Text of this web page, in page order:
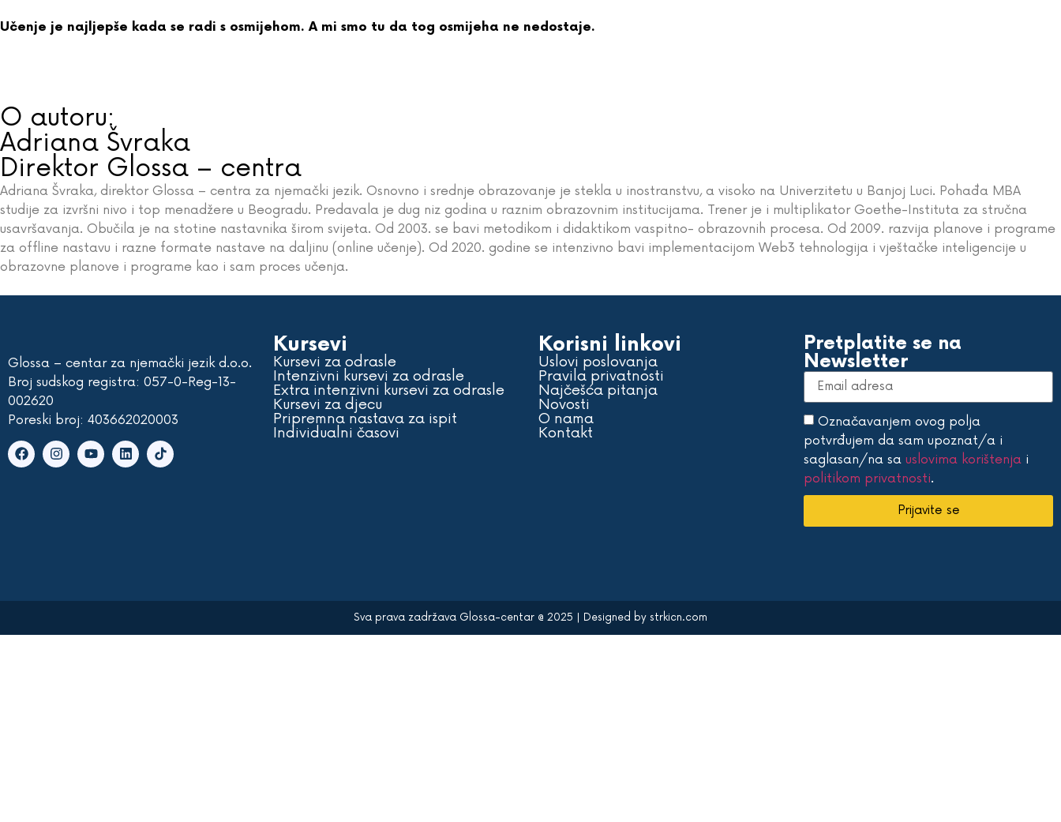
Učenje je najljepše kada se radi s osmijehom. A mi smo tu da tog osmijeha ne nedostaje.
O autoru:
Adriana Švraka
Direktor Glossa – centra
Adriana Švraka, direktor Glossa – centra za njemački jezik. Osnovno i srednje obrazovanje je stekla u inostranstvu, a visoko na Univerzitetu u Banjoj Luci. Pohađa MBA
studije za izvršni nivo i top menadžere u Beogradu. Predavala je dug niz godina u raznim obrazovnim institucijama. Trener je i multiplikator Goethe-Instituta za stručna
usavršavanja. Obučila je na stotine nastavnika širom svijeta. Od 2003. se bavi metodikom i didaktikom vaspitno- obrazovnih procesa. Od 2009. razvija planove i programe
za offline nastavu i razne formate nastave na daljinu (online učenje). Od 2020. godine se intenzivno bavi implementacijom Web3 tehnologija i vještačke inteligencije u
obrazovne planove i programe kao i sam proces učenja.
Glossa – centar za njemački jezik d.o.o.
Broj sudskog registra: 057-0-Reg-13-
002620
Poreski broj: 403662020003
Kursevi
Kursevi za odrasle
Intenzivni kursevi za odrasle
Extra intenzivni kursevi za odrasle
Kursevi za djecu
Pripremna nastava za ispit
Individualni časovi
Korisni linkovi
Uslovi poslovanja
Pravila privatnosti
Najčešća pitanja
Novosti
O nama
Kontakt
Pretplatite se na
Newsletter
Označavanjem ovog polja
potvrđujem da sam upoznat/a i
saglasan/na sa uslovima korištenja i
politikom privatnosti.
Prijavite se
Sva prava zadržava Glossa-centar @ 2025 | Designed by strkicn.com